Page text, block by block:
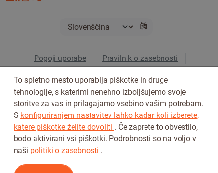
Pogoji uporabe
Pravilnik o zasebnosti
To spletno mesto uporablja piškotke in druge
tehnologije, s katerimi nenehno izboljšujemo svoje
storitve za vas in prilagajamo vsebino vašim potrebam.
S konfiguriranjem nastavitev lahko kadar koli izberete,
katere piškotke želite dovoliti . Če zaprete to obvestilo,
bodo aktivirani vsi piškotki. Podrobnosti so na voljo v
naši politiki o zasebnosti .